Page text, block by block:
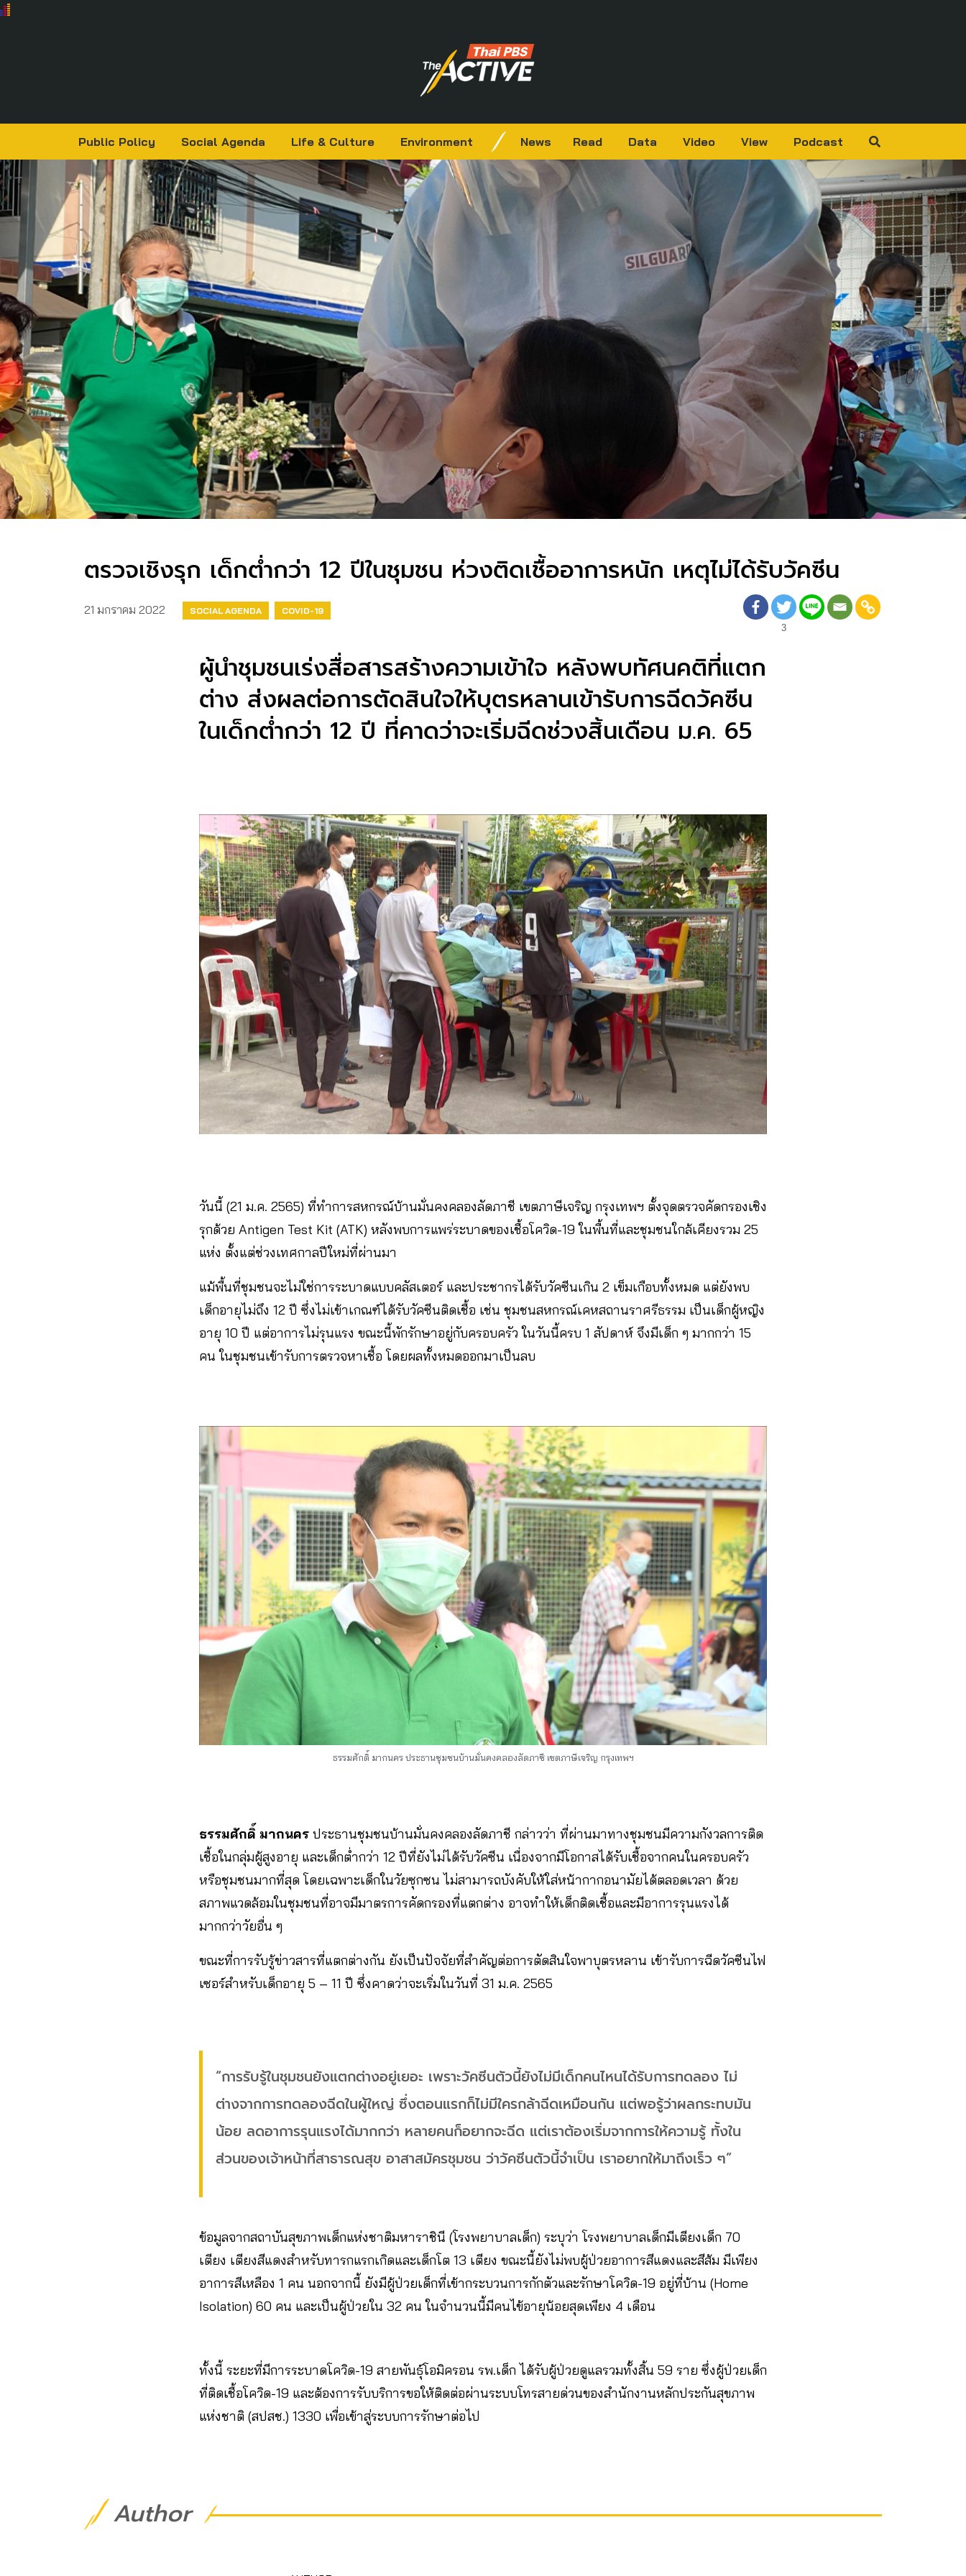
Public Policy Social Agenda Life & Culture Environment News Read Data Video View Podcast
ตรวจเชิงรุก เด็กต่ำกว่า 12 ปีในชุมชน ห่วงติดเชื้ออาการหนัก เหตุไม่ได้รับวัคซีน
21 มกราคม 2022 SOCIAL AGENDA
COVID-19
3
ผู้นำชุมชนเร่งสื่อสารสร้างความเข้าใจ หลังพบทัศนคติที่แตก
ต่าง ส่งผลต่อการตัดสินใจให้บุตรหลานเข้ารับการฉีดวัคซีน
ในเด็กต่ำกว่า 12 ปี ที่คาดว่าจะเริ่มฉีดช่วงสิ้นเดือน ม.ค. 65
วันนี้ (21 ม.ค. 2565) ที่ทำการสหกรณ์บ้านมั่นคงคลองลัดภาชี เขตภาษีเจริญ กรุงเทพฯ ตั้งจุดตรวจคัดกรองเชิง
รุกด้วย Antigen Test Kit (ATK) หลังพบการแพร่ระบาดของเชื้อโควิด-19 ในพื้นที่และชุมชนใกล้เคียงรวม 25
แห่ง ตั้งแต่ช่วงเทศกาลปีใหม่ที่ผ่านมา
แม้พื้นที่ชุมชนจะไม่ใช่การระบาดแบบคลัสเตอร์ และประชากรได้รับวัคซีนเกิน 2 เข็มเกือบทั้งหมด แต่ยังพบ
เด็กอายุไม่ถึง 12 ปี ซึ่งไม่เข้าเกณฑ์ได้รับวัคซีนติดเชื้อ เช่น ชุมชนสหกรณ์เคหสถานราศรีธรรม เป็นเด็กผู้หญิง
อายุ 10 ปี แต่อาการไม่รุนแรง ขณะนี้พักรักษาอยู่กับครอบครัว ในวันนี้ครบ 1 สัปดาห์ จึงมีเด็ก ๆ มากกว่า 15
คน ในชุมชนเข้ารับการตรวจหาเชื้อ โดยผลทั้งหมดออกมาเป็นลบ
ธรรมศักดิ์ มากนคร ประธานชุมชนบ้านมั่นคงคลองลัดภาชี เขตภาษีเจริญ กรุงเทพฯ
ธรรมศักดิ์ มากนคร ประธานชุมชนบ้านมั่นคงคลองลัดภาชี กล่าวว่า ที่ผ่านมาทางชุมชนมีความกังวลการติด
เชื้อในกลุ่มผู้สูงอายุ และเด็กต่ำกว่า 12 ปีที่ยังไม่ได้รับวัคซีน เนื่องจากมีโอกาสได้รับเชื้อจากคนในครอบครัว
หรือชุมชนมากที่สุด โดยเฉพาะเด็กในวัยซุกซน ไม่สามารถบังคับให้ใส่หน้ากากอนามัยได้ตลอดเวลา ด้วย
สภาพแวดล้อมในชุมชนที่อาจมีมาตรการคัดกรองที่แตกต่าง อาจทำให้เด็กติดเชื้อและมีอาการรุนแรงได้
มากกว่าวัยอื่น ๆ
ขณะที่การรับรู้ข่าวสารที่แตกต่างกัน ยังเป็นปัจจัยที่สำคัญต่อการตัดสินใจพาบุตรหลาน เข้ารับการฉีดวัคซีนไฟ
เซอร์สำหรับเด็กอายุ 5 – 11 ปี ซึ่งคาดว่าจะเริ่มในวันที่ 31 ม.ค. 2565
“การรับรู้ในชุมชนยังแตกต่างอยู่เยอะ เพราะวัคซีนตัวนี้ยังไม่มีเด็กคนไหนได้รับการทดลอง ไม่
ต่างจากการทดลองฉีดในผู้ใหญ่ ซึ่งตอนแรกก็ไม่มีใครกล้าฉีดเหมือนกัน แต่พอรู้ว่าผลกระทบมัน
น้อย ลดอาการรุนแรงได้มากกว่า หลายคนก็อยากจะฉีด แต่เราต้องเริ่มจากการให้ความรู้ ทั้งใน
ส่วนของเจ้าหน้าที่สาธารณสุข อาสาสมัครชุมชน ว่าวัคซีนตัวนี้จำเป็น เราอยากให้มาถึงเร็ว ๆ”
ข้อมูลจากสถาบันสุขภาพเด็กแห่งชาติมหาราชินี (โรงพยาบาลเด็ก) ระบุว่า โรงพยาบาลเด็กมีเตียงเด็ก 70
เตียง เตียงสีแดงสำหรับทารกแรกเกิดและเด็กโต 13 เตียง ขณะนี้ยังไม่พบผู้ป่วยอาการสีแดงและสีส้ม มีเพียง
อาการสีเหลือง 1 คน นอกจากนี้ ยังมีผู้ป่วยเด็กที่เข้ากระบวนการกักตัวและรักษาโควิด-19 อยู่ที่บ้าน (Home
Isolation) 60 คน และเป็นผู้ป่วยใน 32 คน ในจำนวนนี้มีคนไข้อายุน้อยสุดเพียง 4 เดือน
ทั้งนี้ ระยะที่มีการระบาดโควิด-19 สายพันธุ์โอมิครอน รพ.เด็ก ได้รับผู้ป่วยดูแลรวมทั้งสิ้น 59 ราย ซึ่งผู้ป่วยเด็ก
ที่ติดเชื้อโควิด-19 และต้องการรับบริการขอให้ติดต่อผ่านระบบโทรสายด่วนของสำนักงานหลักประกันสุขภาพ
แห่งชาติ (สปสช.) 1330 เพื่อเข้าสู่ระบบการรักษาต่อไป
Author